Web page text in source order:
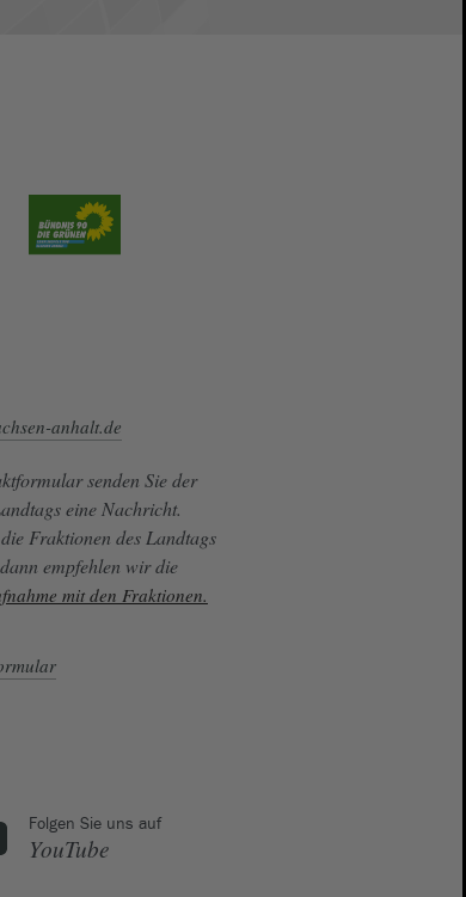
anhalt.de
senden Sie der
eine Nachricht.
Fraktionen des Landtags
empfehlen wir die
mit den Fraktionen.
Folgen Sie uns auf
YouTube